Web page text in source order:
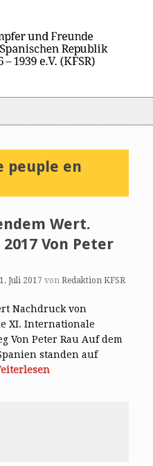
peuple en
Wert.
Von Peter
Juli 2017 von Redaktion KFSR
Nachdruck von
XI. Internationale
Von Peter Rau Auf dem
standen auf